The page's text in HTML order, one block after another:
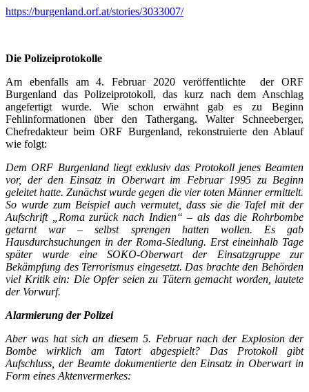
https://burgenland.orf.at/stories/3033007/
Die Polizeiprotokolle
Am ebenfalls am 4. Februar 2020 veröffentlichte der ORF
Burgenland das Polizeiprotokoll, das kurz nach dem Anschlag
angefertigt wurde. Wie schon erwähnt gab es zu Beginn
Fehlinformationen über den Tathergang. Walter Schneeberger,
Chefredakteur beim ORF Burgenland, rekonstruierte den Ablauf
wie folgt:
Dem ORF Burgenland liegt exklusiv das Protokoll jenes Beamten
vor, der den Einsatz in Oberwart im Februar 1995 zu Beginn
geleitet hatte. Zunächst wurde gegen die vier toten Männer ermittelt.
So wurde zum Beispiel auch vermutet, dass sie die Tafel mit der
Aufschrift „Roma zurück nach Indien“ – als das die Rohrbombe
getarnt war – selbst sprengen hatten wollen. Es gab
Hausdurchsuchungen in der Roma-Siedlung. Erst eineinhalb Tage
später wurde eine SOKO-Oberwart der Einsatzgruppe zur
Bekämpfung des Terrorismus eingesetzt. Das brachte den Behörden
viel Kritik ein: Die Opfer seien zu Tätern gemacht worden, lautete
der Vorwurf.
Alarmierung der Polizei
Aber was hat sich an diesem 5. Februar nach der Explosion der
Bombe wirklich am Tatort abgespielt? Das Protokoll gibt
Aufschluss, der Beamte dokumentierte den Einsatz in Oberwart in
Form eines Aktenvermerkes: